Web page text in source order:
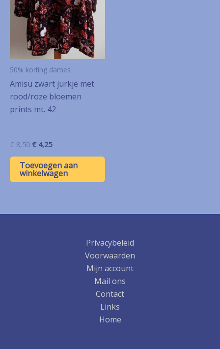
50% korting dames
Amisu zwart jurkje met
rood/roze bloemen
prints mt. 42
€8,50 Oorspronkelijke
was:
€ 8,50.
€ 4,25Huidige
is:
€ 4,25.
Toevoegen aan
winkelwagen
Privacybeleid
Voorwaarden
Mijn account
Mail ons
Contact
Links
Home